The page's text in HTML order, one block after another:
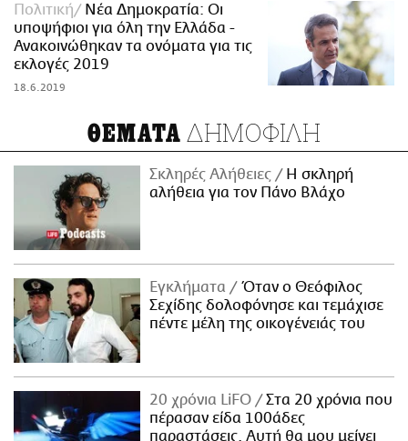
Πολιτική
Νέα Δημοκρατία: Οι
υποψήφιοι για όλη την Ελλάδα -
Ανακοινώθηκαν τα ονόματα για τις
εκλογές 2019
18.6.2019
ΘΕΜΑΤΑ ΔΗΜΟΦΙΛΗ
Σκληρές Αλήθειες
H σκληρή
αλήθεια για τον Πάνο Βλάχο
Εγκλήματα
Όταν ο Θεόφιλος
Σεχίδης δολοφόνησε και τεμάχισε
πέντε μέλη της οικογένειάς του
20 χρόνια LiFO
Στα 20 χρόνια που
πέρασαν είδα 100άδες
παραστάσεις. Αυτή θα μου μείνει